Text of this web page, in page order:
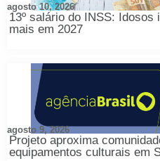
13º salário do INSS: Idosos
mais em 2027
agosto 10, 2026
Projeto aproxima
equipamentos culturais em
agosto 9, 2026